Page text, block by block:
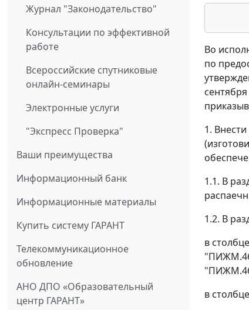
Журнал "Законодательство"
Консультации по эффективной
работе
Всероссийские спутниковые
онлайн-семинары
Электронные услуги
"Экспресс Проверка"
Ваши преимущества
Информационный банк
Информационные материалы
Купить систему ГАРАНТ
Телекоммуникационное
обновление
АНО ДПО «Образовательный
центр ГАРАНТ»
Во
по
1.
1.1. В
1.2. В
в
в